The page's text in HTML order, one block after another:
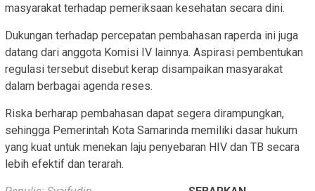
masyarakat terhadap pemeriksaan kesehatan secara dini.
Dukungan terhadap percepatan pembahasan raperda ini juga
datang dari anggota Komisi IV lainnya. Aspirasi pembentukan
regulasi tersebut disebut kerap disampaikan masyarakat
dalam berbagai agenda reses.
Riska berharap pembahasan dapat segera dirampungkan,
sehingga Pemerintah Kota Samarinda memiliki dasar hukum
yang kuat untuk menekan laju penyebaran HIV dan TB secara
lebih efektif dan terarah.